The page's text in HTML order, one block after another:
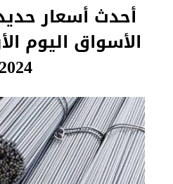
أحدث أسعار
2024